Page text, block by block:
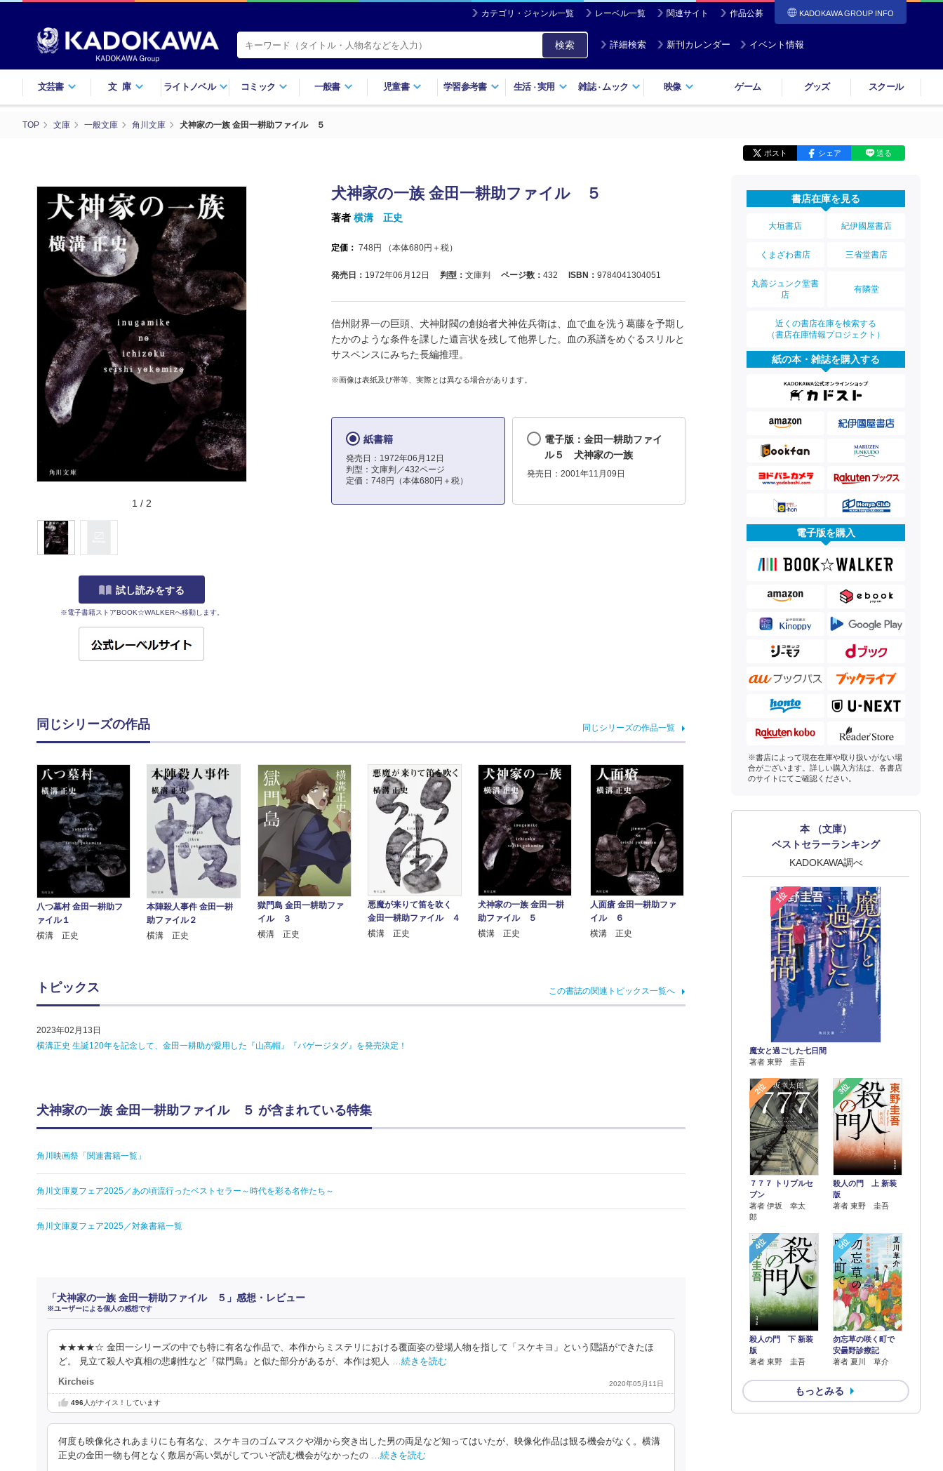
カテゴリ・ジャンル一覧 レーベル一覧 関連サイト 作品公募 KADOKAWA GROUP INFO
検索 詳細検索 新刊カレンダー イベント情報
文芸書 文庫 ライトノベル コミック 一般書 児童書 学習参考書 生活・実用 雑誌・ ムック 映像 ゲーム グッズ スクール
TOP 文庫 一般文庫 角川文庫 犬神家の一族 金田一耕助ファイル ５
ポスト シェア 送る
1 / 2
試し読みをする
※電子書籍ストアBOOK☆WALKERへ移動します。
犬神家の一族 金田一耕助ファイル ５
著者 横溝 正史
定価： 748円 （本体680円＋税）
発売日： 1972年06月12日 判型： 文庫判 ページ数： 432 ISBN： 9784041304051
信州財界一の巨頭、犬神財閥の創始者犬神佐兵衛は、血で血を洗う葛藤を予期し
たかのような条件を課した遺言状を残して他界した。血の系譜をめぐるスリルと
サスペンスにみちた長編推理。
※画像は表紙及び帯等、実際とは異なる場合があります。
紙書籍
発売日：1972年06月12日
判型：文庫判／432ページ
定価：748円（本体680円＋税）
電子版：金田一耕助ファイ
ル５ 犬神家の一族
発売日：2001年11月09日
同じシリーズの作品 同じシリーズの作品一覧
八つ墓村 金田一耕助フ
ァイル１
横溝 正史
本陣殺人事件 金田一耕
助ファイル２
横溝 正史
獄門島 金田一耕助ファ
イル ３
横溝 正史
悪魔が来りて笛を吹く
金田一耕助ファイル ４
横溝 正史
犬神家の一族 金田一耕
助ファイル ５
横溝 正史
人面瘡 金田一耕助ファ
イル ６
横溝 正史
トピックス この書誌の関連トピックス一覧へ
2023年02月13日
横溝正史 生誕120年を記念して、金田一耕助が愛用した『山高帽』『バゲージタグ』を発売決定！
犬神家の一族 金田一耕助ファイル ５ が含まれている特集
角川映画祭「関連書籍一覧」
角川文庫夏フェア2025／あの頃流行ったベストセラー～時代を彩る名作たち～
角川文庫夏フェア2025／対象書籍一覧
「犬神家の一族 金田一耕助ファイル ５」感想・レビュー
※ユーザーによる個人の感想です
★★★★☆ 金田一シリーズの中でも特に有名な作品で、本作からミステリにおける覆面姿の登場人物を指して「スケキヨ」という隠語ができたほ
ど。 見立て殺人や真相の悲劇性など『獄門島』と似た部分があるが、本作は犯人 …続きを読む
Kircheis 2020年05月11日
496人がナイス！しています
何度も映像化されあまりにも有名な、スケキヨのゴムマスクや湖から突き出した男の両足など知ってはいたが、映像化作品は観る機会がなく。横溝
正史の金田一物も何となく敷居が高い気がしてついぞ読む機会がなかったの …続きを読む
書店在庫を見る
大垣書店 紀伊國屋書店
くまざわ書店 三省堂書店
丸善ジュンク堂書
店
有隣堂
近くの書店在庫を検索する
（書店在庫情報プロジェクト）
紙の本・雑誌を購入する
電子版を購入
※書店によって現在在庫や取り扱いがない場
合がございます。詳しい購入方法は、各書店
のサイトにてご確認ください。
本 （文庫）
ベストセラーランキング
KADOKAWA調べ
1位
魔女と過ごした七日間
著者 東野 圭吾
2位
７７７ トリプルセ
ブン
著者 伊坂 幸太
郎
3位
殺人の門 上 新装
版
著者 東野 圭吾
4位
殺人の門 下 新装
版
著者 東野 圭吾
5位
勿忘草の咲く町で
安曇野診療記
著者 夏川 草介
もっとみる